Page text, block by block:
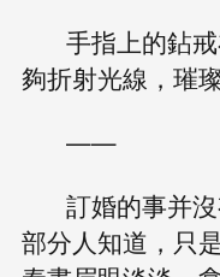
手指上的鉆
夠折射光線，璀璨
——
訂婚的事并
部分人知道，只